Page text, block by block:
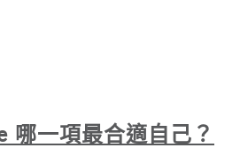
哪一項最合適自己？